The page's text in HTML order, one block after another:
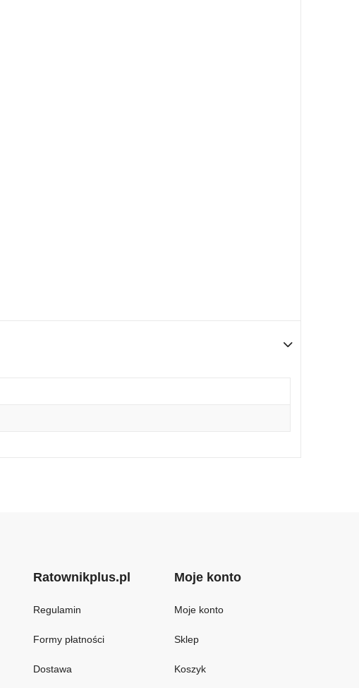
Ratownikplus.pl
Regulamin
Formy płatności
Dostawa
Moje konto
Moje konto
Sklep
Koszyk